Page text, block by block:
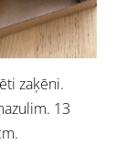
zaķēni.
13